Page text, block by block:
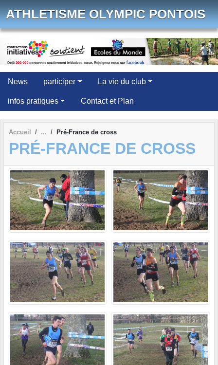
ATHLETISME OLYMPIC PONTOIS
News participer La vie du club
infos pratiques Contact et Plan
Accueil Pré-France de cross
PRÉ-FRANCE DE CROSS